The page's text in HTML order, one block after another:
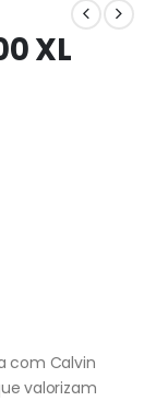
XL
com Calvin
valorizam